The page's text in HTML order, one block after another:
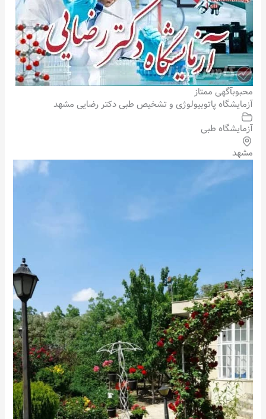
محبوبآگهی ممتاز
آزمایشگاه پاتوبیولوژی و تشخیص طبی دکتر رضایی مشهد
آزمایشگاه طبی
مشهد